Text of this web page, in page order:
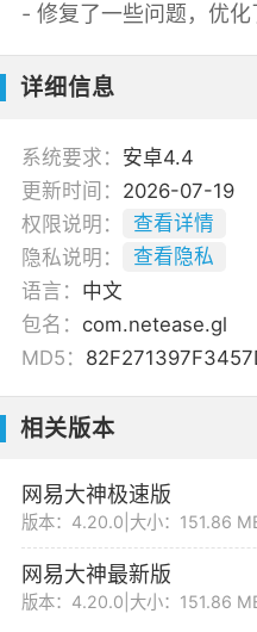
- 修复了一些问题，优
详细信息
系统要求： 安卓4.4
更新时间： 2026-07-19
权限说明：
查看详情
隐私说明：
查看隐私
语言： 中文
包名： com.netease.gl
MD5：
相关版本
网易大神极速版
版本：4.20.0 大小：151.86
网易大神最新版
版本：4.20.0 大小：151.86